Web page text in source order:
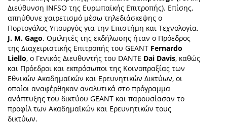
News
Events
Press Centre
"Innovation, Research & Technology" magazine
Contact
Helpdesks
Διεύθυνση INFSO της Ευρωπαϊκής Επιτροπής). Επίσης,
απηύθυνε χαιρετισμό μέσω τηλεδιάσκεψης ο
Πορτογάλος Υπουργός για την Επιστήμη και Τεχνολογία,
J. M. Gago. Ομιλητές της εκδήλωσης ήταν ο Πρόεδρος
της Διαχειριστικής Επιτροπής του GEANT Fernardo
Liello, ο Γενικός Διευθυντής του DANTE Dai Davis, καθώς
και Πρόεδροι και εκπρόσωποι της Κοινοπραξίας των
Εθνικών Ακαδημαϊκών και Ερευνητικών Δικτύων, οι
οποίοι αναφέρθηκαν αναλυτικά στο πρόγραμμα
ανάπτυξης του δικτύου GEANT και παρουσίασαν το
προφίλ των Ακαδημαϊκών και Ερευνητικών τους
δικτύων.